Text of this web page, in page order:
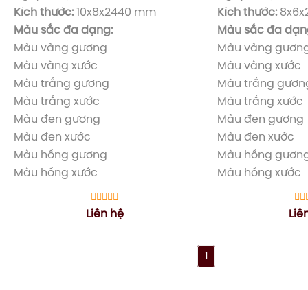
Kích thước:10x8x2440 mm
Màu sắc đa dạng:
Màu vàng gương
Màu vàng xước
Màu trắng gương
Màu trắng xước
Màu đen gương
Màu đen xước
Màu hồng gương
Màu hồng xước
Liên hệ
Kích thước:
Màu sắc đa
Màu vàng
Màu vàng xước
Màu trắng
Màu trắng xước
Màu đen gương
Màu đen xước
Màu hồng
Màu hồng xước
1